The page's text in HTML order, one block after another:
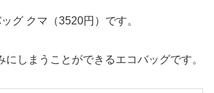
グ クマ（3520円）です。
にしまうことができるエコバッグです。